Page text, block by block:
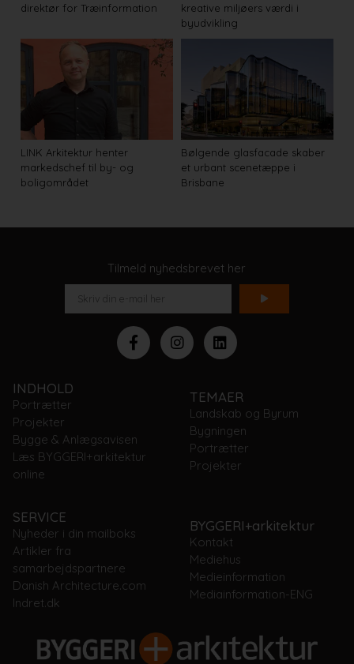
direktør for Træinformation
kreative miljøers værdi i
byudvikling
LINK Arkitektur henter
markedschef til by- og
boligområdet
Bølgende glasfacade skaber
et urbant scenetæppe i
Brisbane
Tilmeld nyhedsbrevet her
INDHOLD
Portrætter
Projekter
Bygge & Anlægsavisen
Læs BYGGERI+arkitektur
online
TEMAER
Landskab og Byrum
Bygningen
Portrætter
Projekter
SERVICE
Nyheder i din mailboks
Artikler fra
samarbejdspartnere
Danish Architecture.com
Indret.dk
BYGGERI+arkitektur
Kontakt
Mediehus
Medieinformation
Mediainformation-ENG